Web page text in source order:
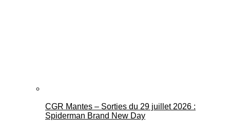
CGR Mantes – Sorties du 29 juillet 2026 :
Spiderman Brand New Day